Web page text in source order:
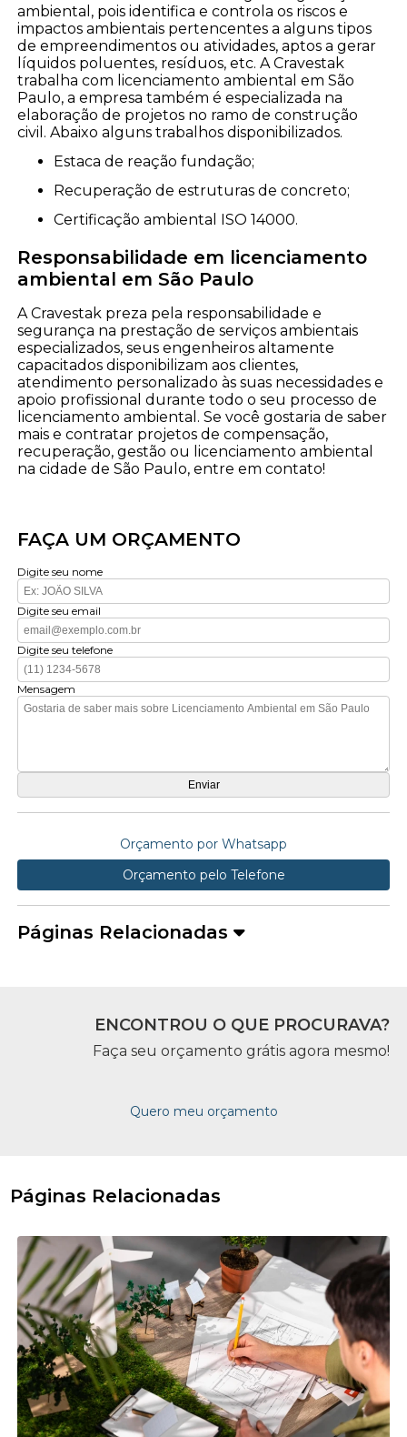
ambiental, pois identifica e controla os riscos e
impactos ambientais pertencentes a alguns tipos
de empreendimentos ou atividades, aptos a gerar
líquidos poluentes, resíduos, etc. A Cravestak
trabalha com licenciamento ambiental em São
Paulo, a empresa também é especializada na
elaboração de projetos no ramo de construção
civil. Abaixo alguns trabalhos disponibilizados.
estaca de reação fundação;
recuperação de estruturas de concreto;
certificação ambiental ISO 14000.
Responsabilidade em licenciamento
ambiental em São Paulo
A Cravestak preza pela responsabilidade e
segurança na prestação de serviços ambientais
especializados, seus engenheiros altamente
capacitados disponibilizam aos clientes,
atendimento personalizado às suas necessidades e
apoio profissional durante todo o seu processo de
licenciamento ambiental. Se você gostaria de saber
mais e contratar projetos de compensação,
recuperação, gestão ou licenciamento ambiental
na cidade de São Paulo, entre em contato!
FAÇA UM ORÇAMENTO
Digite seu nome
Digite seu email
Digite seu telefone
Mensagem
Orçamento por Whatsapp
Orçamento pelo Telefone
Páginas Relacionadas
ENCONTROU O QUE PROCURAVA?
Faça seu orçamento grátis agora mesmo!
Quero meu orçamento
Páginas Relacionadas